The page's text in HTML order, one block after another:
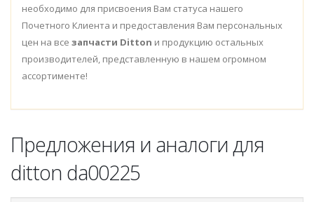
необходимо для присвоения Вам статуса нашего
Почетного Клиента и предоставления Вам персональных
цен на все запчасти Ditton и продукцию остальных
производителей, представленную в нашем огромном
ассортименте!
Предложения и аналоги для
ditton da00225